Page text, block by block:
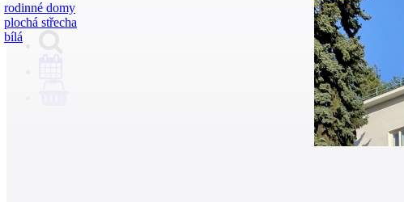
en
rodinné domy
plochá střecha
bílá